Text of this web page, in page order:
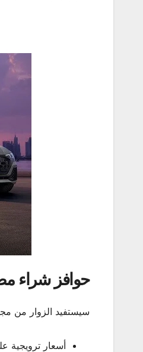
حوافز شراء
سيستفيد الزوار من
أسعار ترويجية